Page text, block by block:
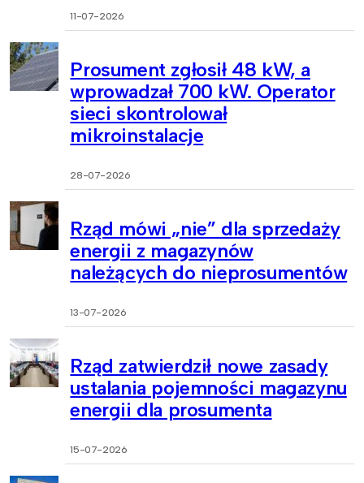
11-07-2026
Prosument zgłosił 48 kW, a
wprowadzał 700 kW. Operator
sieci skontrolował
mikroinstalacje
28-07-2026
Rząd mówi „nie” dla sprzedaży
energii z magazynów
należących do nieprosumentów
13-07-2026
Rząd zatwierdził nowe zasady
ustalania pojemności magazynu
energii dla prosumenta
15-07-2026